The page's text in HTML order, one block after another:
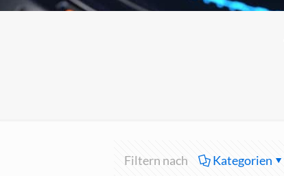
Filtern nach Kategorien